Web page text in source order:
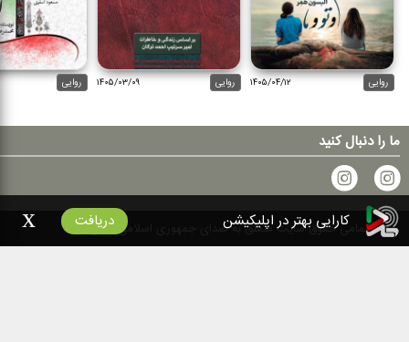
روایی ۱۴۰۵/۰۴/۱۲ روایی ۱۴۰۵/۰۳/۰۹ روایی
ما را دنبال کنید
۱۴۰۰ تمامی حقوق سایت متعلق به صدای جمهوری اسلامی ایران است
کارایی بهتر در اپلیکیشن دریافت x